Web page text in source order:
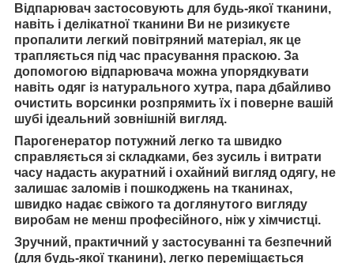
Відпарювач застосовують для будь-якої тканини,
навіть і делікатної тканини Ви не ризикуєте
пропалити легкий повітряний матеріал, як це
трапляється під час прасування праскою. За
допомогою відпарювача можна упорядкувати
навіть одяг із натурального хутра, пара дбайливо
очистить ворсинки розпрямить їх і поверне вашій
шубі ідеальний зовнішній вигляд.
Парогенератор потужний легко та швидко
справляється зі складками, без зусиль і витрати
часу надасть акуратний і охайний вигляд одягу, не
залишає заломів і пошкоджень на тканинах,
швидко надає свіжого та доглянутого вигляду
виробам не менш професійного, ніж у хімчистці.
Зручний, практичний у застосуванні та безпечний
(для будь-якої тканини), легко переміщається